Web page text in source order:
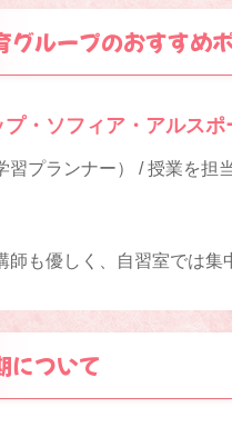
グループのおすすめ
・ソフィア・アルスポ
習プランナー） / 授業を担
師も優しく、自習室では集
について